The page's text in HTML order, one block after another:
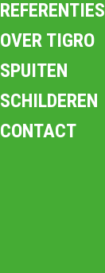
REFERENTIES
OVER TIGRO
SPUITEN
SCHILDEREN
CONTACT